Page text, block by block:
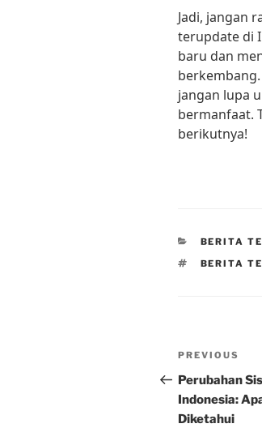
Jadi, jangan
terupdate di
baru dan
jangan lupa
bermanfaat.
berikutnya!
BERITA
TAGS
BERITA
Post
Previous
Post
PREVIOUS
Perubahan
Indonesia:
Diketahui